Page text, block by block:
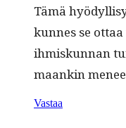
Tämä
kunnes se
ihmiskun­nan
maankin
Vastaa